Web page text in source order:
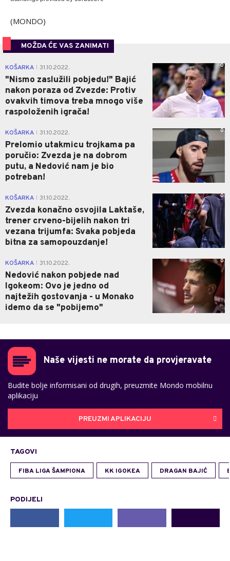
(MONDO)
MOŽDA ĆE VAS ZANIMATI
KOŠARKA 31.10.2022.
"Nismo zaslužili pobjedu!" Bajić
nakon poraza od Zvezde: Protiv
ovakvih timova treba mnogo više
raspoloženih igrača!
0
KOŠARKA 31.10.2022.
Prelomio utakmicu trojkama pa
poručio: Zvezda je na dobrom
putu, a Nedović nam je bio
potreban!
0
KOŠARKA 31.10.2022.
Zvezda konačno osvojila Laktaše,
trener crveno-bijelih nakon tri
vezana trijumfa: Svaka pobjeda
bitna za samopouzdanje!
0
KOŠARKA 31.10.2022.
Nedović nakon pobjede nad
Igokeom: Ovo je jedno od
najtežih gostovanja - u Monako
idemo da se "pobijemo"
0
Naše vijesti ne morate da provjeravate
Budite bolje informisani od drugih, preuzmite Mondo mobilnu
aplikaciju
PREUZMI APLIKACIJU
TAGOVI
FIBA LIGA ŠAMPIONA KK IGOKEA DRAGAN BAJIĆ
PODIJELI